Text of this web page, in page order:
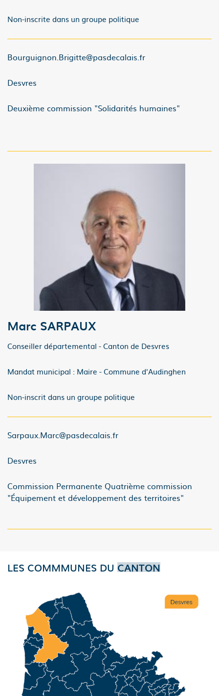
Non-inscrite dans un groupe politique
Bourguignon.Brigitte@pasdecalais.fr
Desvres
Deuxième commission "Solidarités humaines"
Marc SARPAUX
Conseiller départemental - Canton de Desvres
Mandat municipal : Maire - Commune d'Audinghen
Non-inscrit dans un groupe politique
Sarpaux.Marc@pasdecalais.fr
Desvres
Commission Permanente Quatrième commission
"Équipement et développement des territoires"
LES COMMMUNES DU CANTON